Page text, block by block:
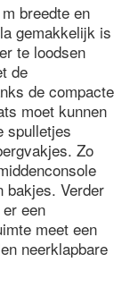
breedte en
gemakkelijk is
te loodsen
de
de compacte
moet kunnen
spulletjes
Zo
bakjes. Verder
een
meet een
neerklapbare